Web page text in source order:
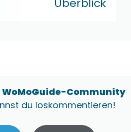
Überblick
WoMoGuide-Community
du loskommentieren!